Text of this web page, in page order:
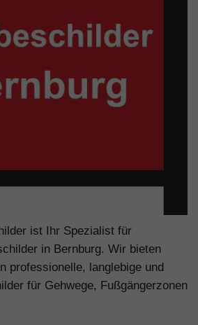
ist Ihr Spezialist für
in Bernburg. Wir bieten
professionelle, langlebige und
für Gehwege, Fußgängerzonen